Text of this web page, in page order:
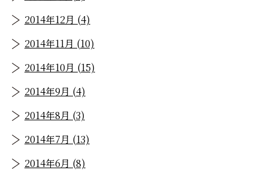
2014年12月 (4)
2014年11月 (10)
2014年10月 (15)
2014年9月 (4)
2014年8月 (3)
2014年7月 (13)
2014年6月 (8)